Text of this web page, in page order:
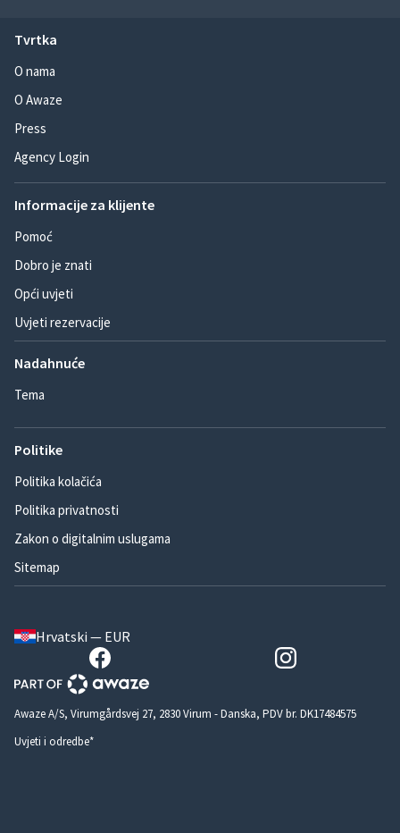
Tvrtka
O nama
O Awaze
Press
Agency Login
Informacije za klijente
Pomoć
Dobro je znati
Opći uvjeti
Uvjeti rezervacije
Nadahnuće
Tema
Politike
Politika kolačića
Politika privatnosti
Zakon o digitalnim uslugama
Sitemap
Hrvatski — EUR
Awaze A/S, Virumgårdsvej 27, 2830 Virum - Danska, PDV br. DK17484575
Uvjeti i odredbe*